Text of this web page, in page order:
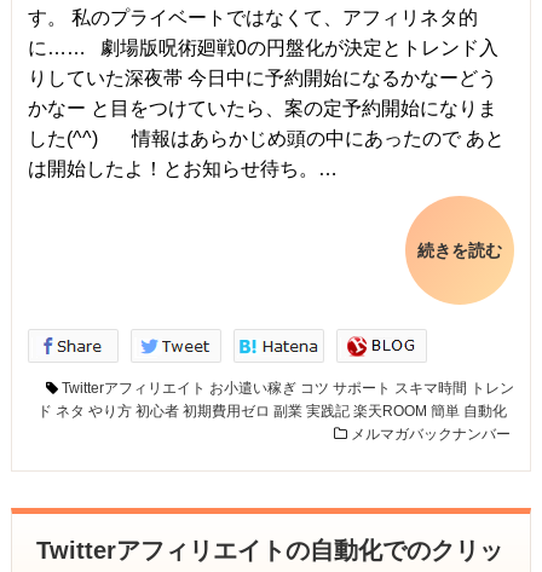
す。 私のプライベートではなくて、アフィリネタ的
に…… 劇場版呪術廻戦0の円盤化が決定とトレンド入
りしていた深夜帯 今日中に予約開始になるかなーどう
かなー と目をつけていたら、案の定予約開始になりま
した(^^) 情報はあらかじめ頭の中にあったので あと
は開始したよ！とお知らせ待ち。…
続きを読む
Twitterアフィリエイト お小遣い稼ぎ コツ サポート スキマ時間
トレン
ド ネタ やり方 初心者 初期費用ゼロ 副業 実践記 楽天ROOM 簡単 自動化
メルマガバックナンバー
Twitterアフィリエイトの自動化でのクリッ